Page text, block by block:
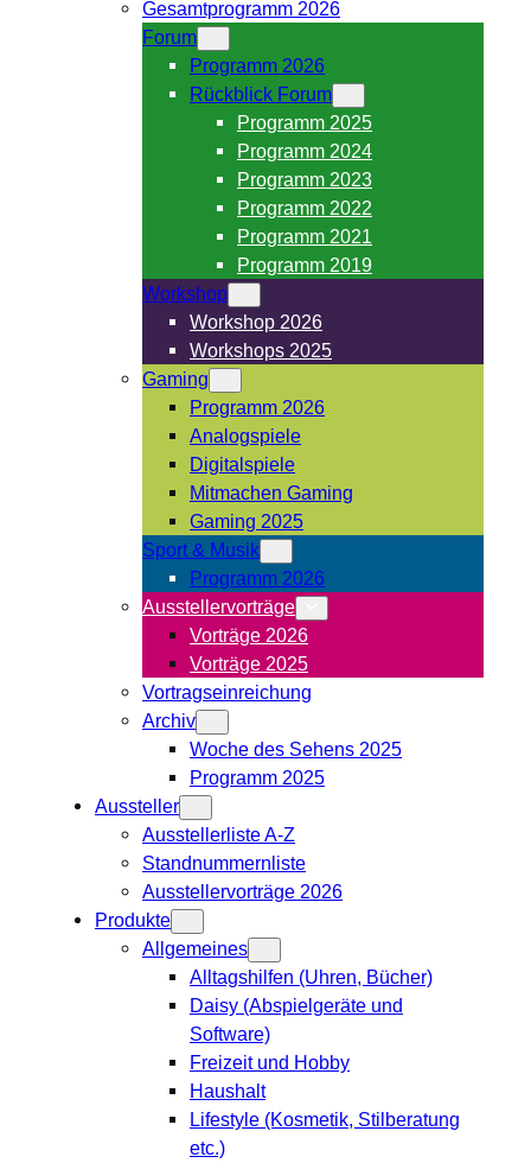
Gesamtprogramm 2026
Forum
Programm 2026
Rückblick Forum
Programm 2025
Programm 2024
Programm 2023
Programm 2022
Programm 2021
Programm 2019
Workshop
Workshop 2026
Workshops 2025
Gaming
Programm 2026
Analogspiele
Digitalspiele
Mitmachen Gaming
Gaming 2025
Sport & Musik
Programm 2026
Ausstellervorträge
Vorträge 2026
Vorträge 2025
Vortragseinreichung
Archiv
Woche des Sehens 2025
Programm 2025
Aussteller
Ausstellerliste A-Z
Standnummernliste
Ausstellervorträge 2026
Produkte
Allgemeines
Alltagshilfen (Uhren, Bücher)
Daisy (Abspielgeräte und
Software)
Freizeit und Hobby
Haushalt
Lifestyle (Kosmetik, Stilberatung
etc.)